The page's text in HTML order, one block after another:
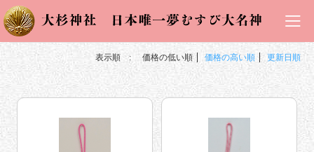
表示順 : 価格の低い順 価格の高い順 更新日順